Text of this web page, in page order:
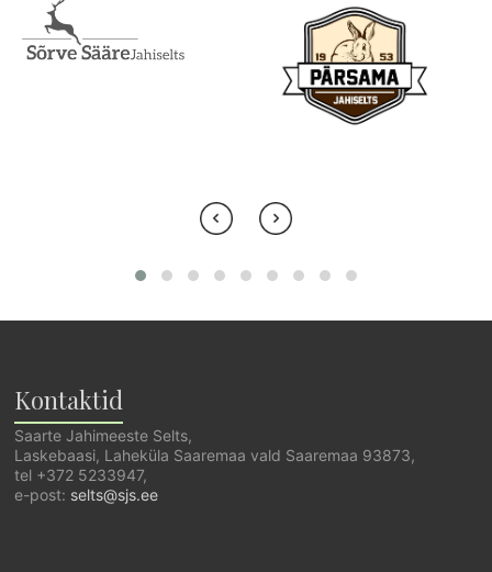
Kontaktid
Saarte Jahimeeste Selts,
Laskebaasi, Laheküla Saaremaa vald Saaremaa 93873,
tel +372 5233947,
e-post: selts@sjs.ee